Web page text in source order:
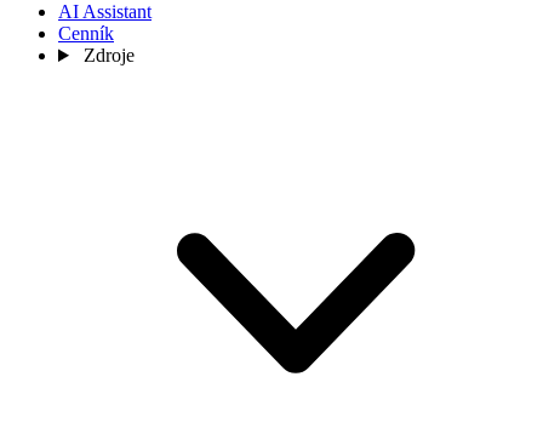
AI Assistant
Cenník
Zdroje